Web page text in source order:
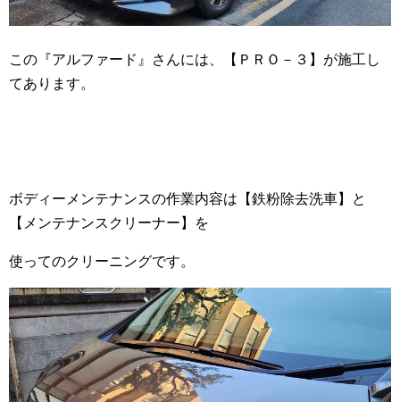
この『アルファード』さんには、【ＰＲＯ－３】が施工し
てあります。
ボディーメンテナンスの作業内容は【鉄粉除去洗車】と
【メンテナンスクリーナー】を
使ってのクリーニングです。